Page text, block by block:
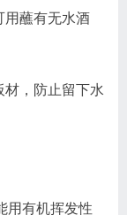
用蘸有无水酒
材，防止留下水
用有机挥发性